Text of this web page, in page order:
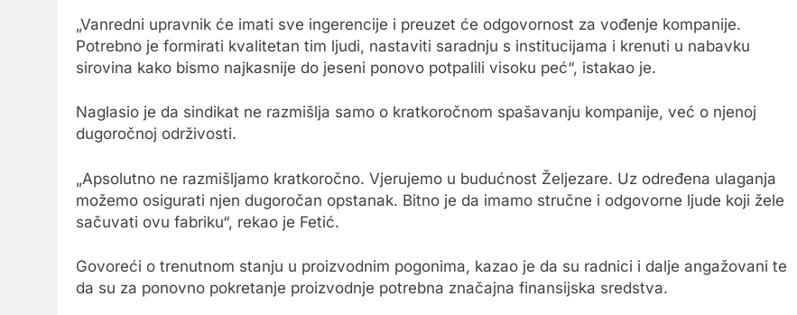
„Vanredni upravnik će imati sve ingerencije i preuzet će odgovornost za vođenje kompanije.
Potrebno je formirati kvalitetan tim ljudi, nastaviti saradnju s institucijama i krenuti u nabavku
sirovina kako bismo najkasnije do jeseni ponovo potpalili visoku peć“, istakao je.
Naglasio je da sindikat ne razmišlja samo o kratkoročnom spašavanju kompanije, već o njenoj
dugoročnoj održivosti.
„Apsolutno ne razmišljamo kratkoročno. Vjerujemo u budućnost Željezare. Uz određena ulaganja
možemo osigurati njen dugoročan opstanak. Bitno je da imamo stručne i odgovorne ljude koji žele
sačuvati ovu fabriku“, rekao je Fetić.
Govoreći o trenutnom stanju u proizvodnim pogonima, kazao je da su radnici i dalje angažovani te
da su za ponovno pokretanje proizvodnje potrebna značajna finansijska sredstva.